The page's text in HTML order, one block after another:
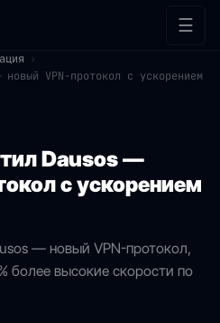
☰
›
VPN-протокол с ускорением
Dausos —
с ускорением
— новый VPN-протокол,
более высокие скорости по